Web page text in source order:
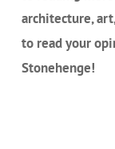
architecture,
to read your
Stonehenge!